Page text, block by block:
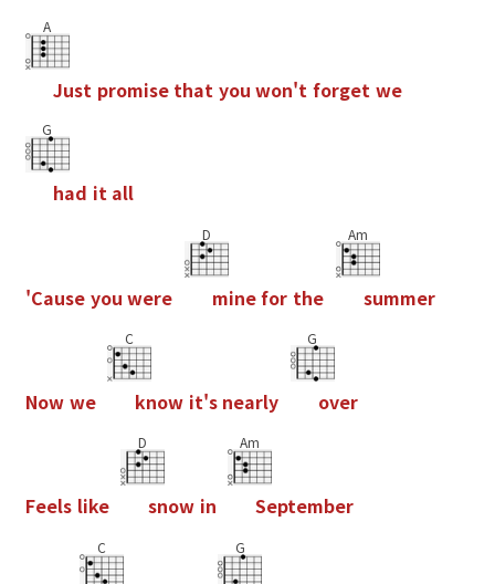
A
Just promise that you won't forget we
G
had it all
'Cause you were
D
minefor the
Am
summer
Now we
C
know it's nearly
G
over
Feels like
D
snow in
Am
September
C G